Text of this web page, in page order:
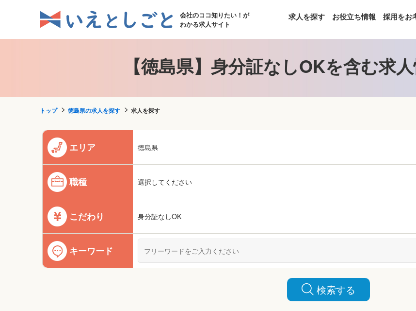
会社のココ知りたい！が
わかる求人サイト
求人を探す お役立ち情報 採用をお
【徳島県】身分証なしOKを含む求人
トップ 徳島県の求人を探す 求人を探す
エリア 徳島県
職種 選択してください
こだわり 身分証なしOK
キーワード
検索する